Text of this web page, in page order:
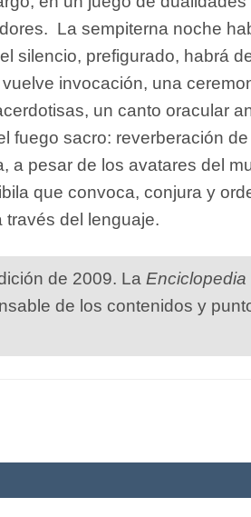
La sempiterna noche
silencio, prefigurado, habrá
invocación, una
un canto oracular
fuego sacro: reverberación
a pesar de los avatares del
que convoca, conjura y
del lenguaje.
de 2009. La Enciclopedia
de los contenidos y